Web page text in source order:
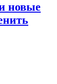
новые